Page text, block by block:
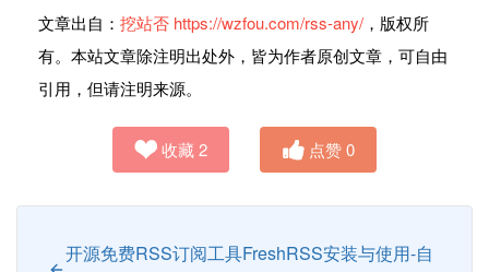
文章出自： 挖站否 https://wzfou.com/rss-any/ ，版权所
有。本站文章除注明出处外，皆为作者原创文章，可自由
引用，但请注明来源。
收藏 2 点赞0
开源免费RSS订阅工具FreshRSS安装与使用-自